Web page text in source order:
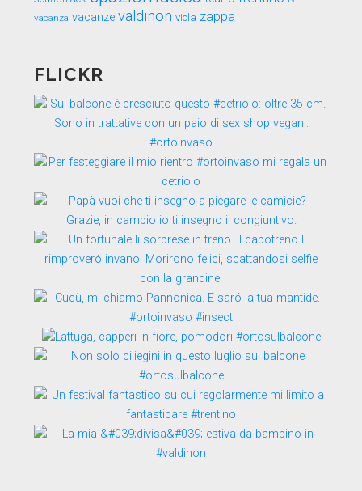
vacanza vacanze valdinon viola zappa
FLICKR